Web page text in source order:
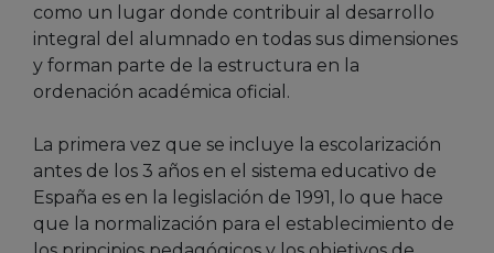
como un lugar donde contribuir al desarrollo
integral del alumnado en todas sus dimensiones
y forman parte de la estructura en la
ordenación académica oficial.
La primera vez que se incluye la escolarización
antes de los 3 años en el sistema educativo de
España es en la legislación de 1991, lo que hace
que la normalización para el establecimiento de